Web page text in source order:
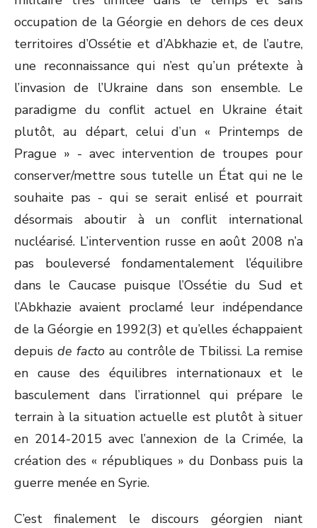
occupation de la Géorgie en dehors de ces deux
territoires d’Ossétie et d’Abkhazie et, de l’autre,
une reconnaissance qui n’est qu’un prétexte à
l’invasion de l’Ukraine dans son ensemble. Le
paradigme du conflit actuel en Ukraine était
plutôt, au départ, celui d’un « Printemps de
Prague » - avec intervention de troupes pour
conserver/mettre sous tutelle un État qui ne le
souhaite pas - qui se serait enlisé et pourrait
désormais aboutir à un conflit international
nucléarisé. L’intervention russe en août 2008 n’a
pas bouleversé fondamentalement l’équilibre
dans le Caucase puisque l’Ossétie du Sud et
l’Abkhazie avaient proclamé leur indépendance
de la Géorgie en 1992(3) et qu’elles échappaient
depuis de factoau contrôle de Tbilissi. La remise
en cause des équilibres internationaux et le
basculement dans l’irrationnel qui prépare le
terrain à la situation actuelle est plutôt à situer
en 2014-2015 avec l’annexion de la Crimée, la
création des « républiques » du Donbass puis la
guerre menée en Syrie.
C’est finalement le discours géorgien niant